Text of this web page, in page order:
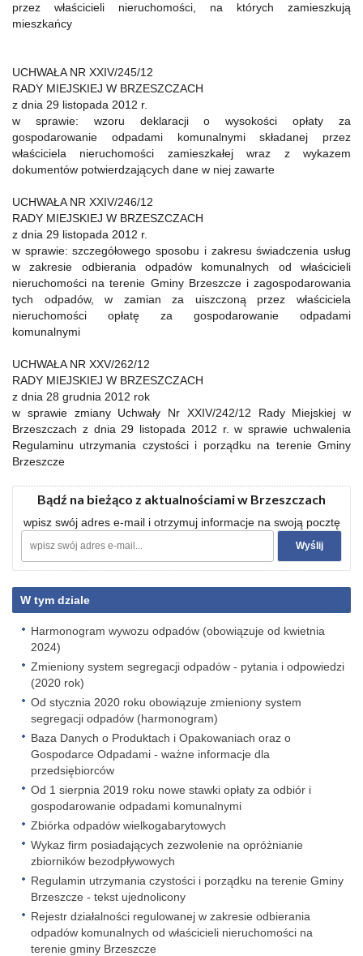
przez właścicieli nieruchomości, na których zamieszkują
mieszkańcy
UCHWAŁA NR XXIV/245/12
RADY MIEJSKIEJ W BRZESZCZACH
z dnia 29 listopada 2012 r.
w sprawie: wzoru deklaracji o wysokości opłaty za
gospodarowanie odpadami komunalnymi składanej przez
właściciela nieruchomości zamieszkałej wraz z wykazem
dokumentów potwierdzających dane w niej zawarte
UCHWAŁA NR XXIV/246/12
RADY MIEJSKIEJ W BRZESZCZACH
z dnia 29 listopada 2012 r.
w sprawie: szczegółowego sposobu i zakresu świadczenia usług
w zakresie odbierania odpadów komunalnych od właścicieli
nieruchomości na terenie Gminy Brzeszcze i zagospodarowania
tych odpadów, w zamian za uiszczoną przez właściciela
nieruchomości opłatę za gospodarowanie odpadami
komunalnymi
UCHWAŁA NR XXV/262/12
RADY MIEJSKIEJ W BRZESZCZACH
z dnia 28 grudnia 2012 rok
w sprawie zmiany Uchwały Nr XXIV/242/12 Rady Miejskiej w
Brzeszczach z dnia 29 listopada 2012 r. w sprawie uchwalenia
Regulaminu utrzymania czystości i porządku na terenie Gminy
Brzeszcze
Bądź na bieżąco z aktualnościami w Brzeszczach
wpisz swój adres e-mail i otrzymuj informacje na swoją pocztę
W tym dziale
Harmonogram wywozu odpadów (obowiązuje od kwietnia
2024)
Zmieniony system segregacji odpadów - pytania i odpowiedzi
(2020 rok)
Od stycznia 2020 roku obowiązuje zmieniony system
segregacji odpadów (harmonogram)
Baza Danych o Produktach i Opakowaniach oraz o
Gospodarce Odpadami - ważne informacje dla
przedsiębiorców
Od 1 sierpnia 2019 roku nowe stawki opłaty za odbiór i
gospodarowanie odpadami komunalnymi
Zbiórka odpadów wielkogabarytowych
Wykaz firm posiadających zezwolenie na opróżnianie
zbiorników bezodpływowych
Regulamin utrzymania czystości i porządku na terenie Gminy
Brzeszcze - tekst ujednolicony
Rejestr działalności regulowanej w zakresie odbierania
odpadów komunalnych od właścicieli nieruchomości na
terenie gminy Brzeszcze